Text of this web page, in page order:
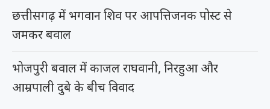
छत्तीसगढ़ में भगवान शिव पर आपत्तिजनक पोस्ट से
जमकर बवाल
भोजपुरी बवाल में काजल राघवानी, निरहुआ और
आम्रपाली दुबे के बीच विवाद